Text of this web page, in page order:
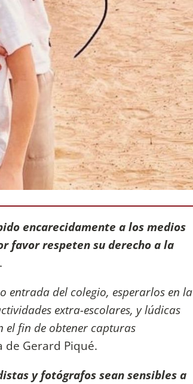
encarecidamente a los medios
favor respeten su derecho a la
entrada del colegio, esperarlos en la
extra-escolares, y lúdicas
el fin de obtener capturas
de Gerard Piqué.
y fotógrafos sean sensibles a